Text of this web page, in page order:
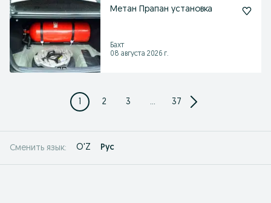
Метан Прапан установка
Бахт
08 августа 2026 г.
1 2 3 ... 37
Сменить язык: O'Z Рус